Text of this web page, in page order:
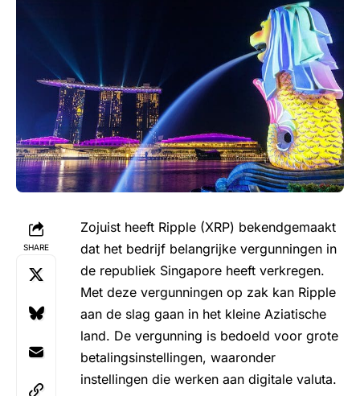
SHARE
Zojuist heeft Ripple (XRP) bekendgemaakt
dat het bedrijf belangrijke vergunningen in
de republiek Singapore heeft verkregen.
Met deze vergunningen op zak kan Ripple
aan de slag gaan in het kleine Aziatische
land. De vergunning is bedoeld voor grote
betalingsinstellingen, waaronder
instellingen die werken aan digitale valuta.